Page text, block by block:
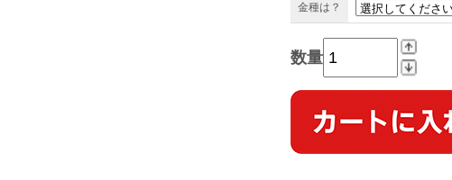
金種は？
数量